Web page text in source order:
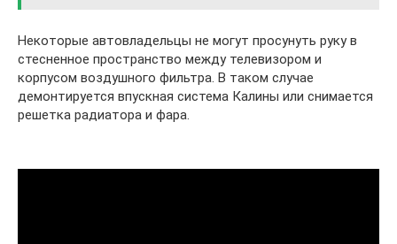
Некоторые автовладельцы не могут просунуть руку в
стесненное пространство между телевизором и
корпусом воздушного фильтра. В таком случае
демонтируется впускная система Калины или снимается
решетка радиатора и фара.